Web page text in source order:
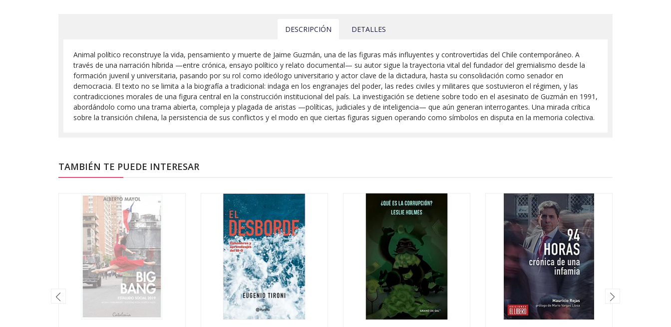
DESCRIPCIÓN DETALLES
Animal político reconstruye la vida, pensamiento y muerte de Jaime Guzmán, una de las figuras más influyentes y controvertidas del Chile contemporáneo. A
través de una narración híbrida —entre crónica, ensayo político y relato documental— su autor sigue la trayectoria vital del fundador del gremialismo desde la
formación juvenil y universitaria, pasando por su rol como ideólogo universitario y actor clave de la dictadura, hasta su consolidación como senador en
democracia. El texto no se limita a la biografía a tradicional: indaga en los engranajes del poder, las redes civiles y militares que sostuvieron el régimen, y las
contradicciones morales de una figura central en la construcción institucional del país. La investigación se detiene sobre todo en el asesinato de Guzmán en 1991,
abordándolo como una trama abierta, compleja y plagada de aristas —políticas, judiciales y de inteligencia— que aún generan interrogantes. Una mirada crítica
sobre la transición chilena, la persistencia de sus conflictos y el modo en que ciertas figuras siguen operando como símbolos en disputa en la memoria colectiva.
TAMBIÉN TE PUEDE INTERESAR